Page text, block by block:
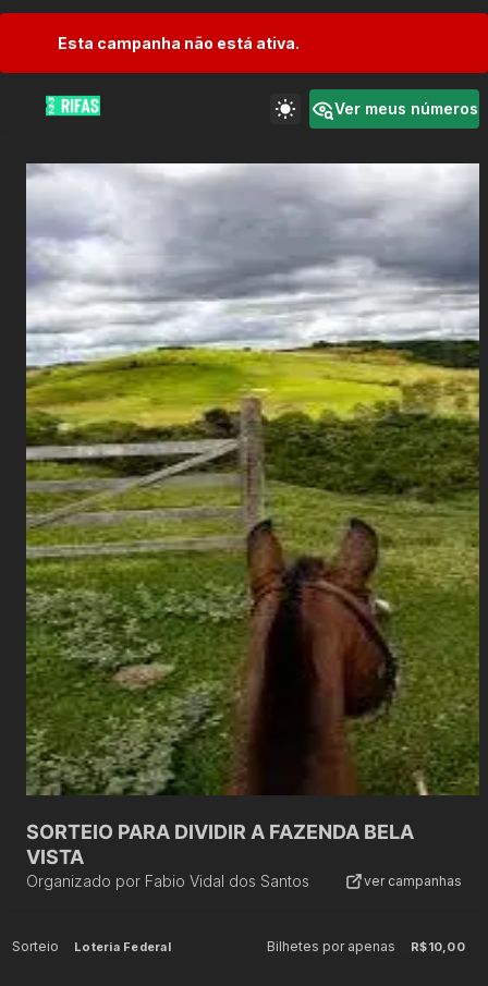
Esta campanha não está ativa.
Ver meus números
SORTEIO PARA DIVIDIR A FAZENDA BELA
VISTA
Organizado por Fabio Vidal dos Santos ver campanhas
Sorteio Loteria Federal Bilhetes por apenas R$10,00